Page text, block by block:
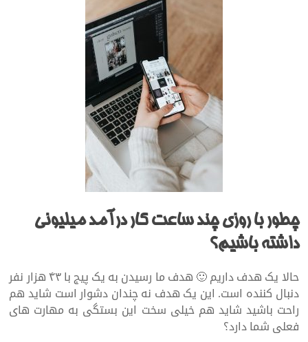
چطور با روزی چند ساعت کار درآمد میلیونی
داشته باشیم؟
حالا یک هدف داریم 🙂 هدف ما رسیدن به یک پیج با ۴۳ هزار نفر
دنبال کننده است. این یک هدف نه چندان دشوار است شاید هم
راحت باشید شاید هم خیلی سخت این بستگی به مهارت های
فعلی شما دارد؟